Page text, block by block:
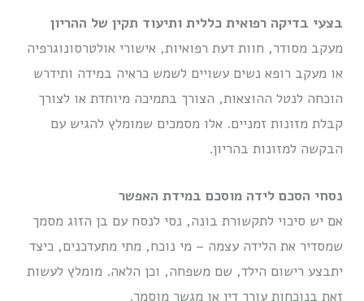
בצעי בדיקה רפואית כללית ותיעוד תקין של ההריון
מעקב מסודר, חוות דעת רפואיות, אישורי אולטרסונוגרפיה
או מעקב רופא נשים עשויים לשמש כראיה במידה ותידרש
הוכחה לנטל ההוצאות, הצורך בתמיכה מיוחדת או לצורך
קבלת מזונות זמניים. אלו מסמכים שמומלץ להגיש עם
הבקשה למזונות בהריון.
נסחי הסכם לידה מוסכם במידת האפשר
אם יש סיכוי לתקשורת בונה, נסי לנסח עם בן הזוג מסמך
שמסדיר את הלידה עצמה – מי נוכח, מתי מתעדכנים, כיצד
יתבצע רישום הילד, שם משפחה, וכן הלאה. מומלץ לעשות
זאת בנוכחות עורך דין או מגשר מוסמך.